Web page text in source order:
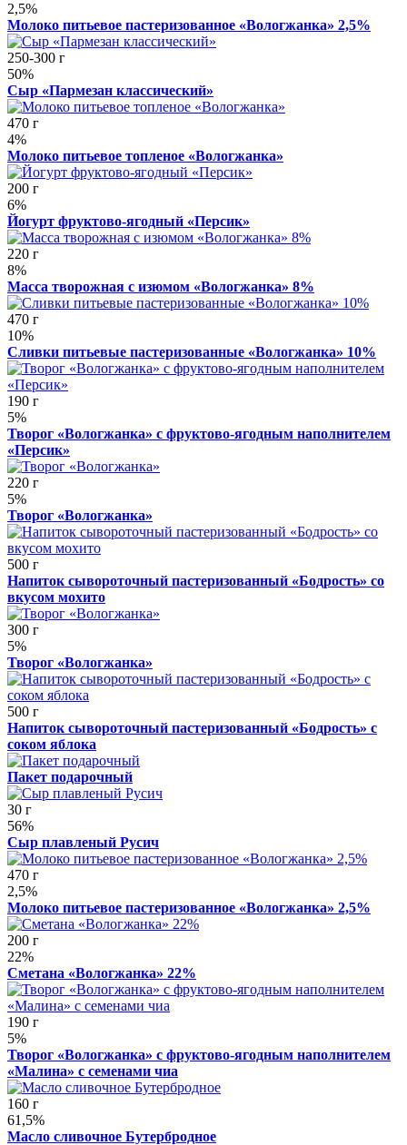
2,5%
Молоко питьевое пастеризованное «Вологжанка» 2,5%
250-300 г
50%
Сыр «Пармезан классический»
470 г
4%
Молоко питьевое топленое «Вологжанка»
200 г
6%
Йогурт фруктово-ягодный «Персик»
220 г
8%
Масса творожная с изюмом «Вологжанка» 8%
470 г
10%
Сливки питьевые пастеризованные «Вологжанка» 10%
190 г
5%
Творог «Вологжанка» с фруктово-ягодным наполнителем
«Персик»
220 г
5%
Творог «Вологжанка»
500 г
Напиток сывороточный пастеризованный «Бодрость» со
вкусом мохито
300 г
5%
Творог «Вологжанка»
500 г
Напиток сывороточный пастеризованный «Бодрость» с
соком яблока
Пакет подарочный
30 г
56%
Сыр плавленый Русич
470 г
2,5%
Молоко питьевое пастеризованное «Вологжанка» 2,5%
200 г
22%
Сметана «Вологжанка» 22%
190 г
5%
Творог «Вологжанка» с фруктово-ягодным наполнителем
«Малина» с семенами чиа
160 г
61,5%
Масло сливочное Бутербродное